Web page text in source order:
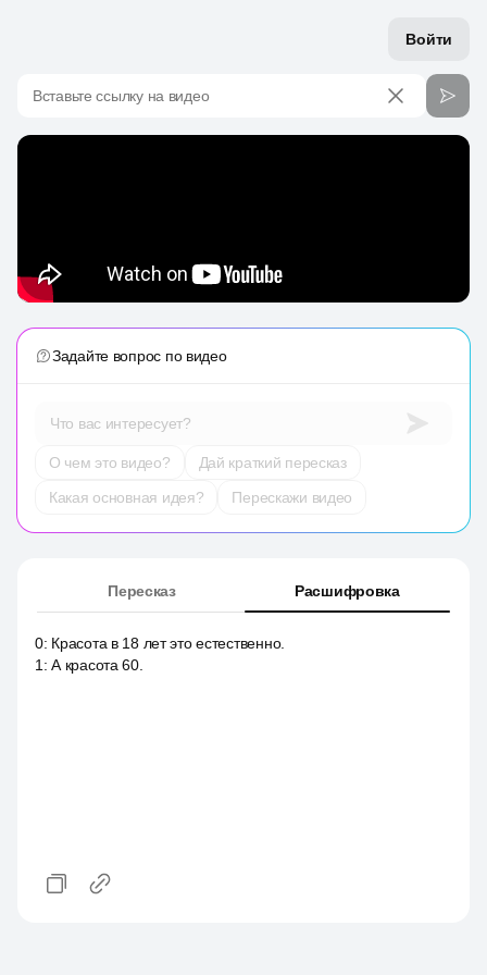
Войти
Вставьте ссылку на видео
Задайте вопрос по видео
Что вас интересует?
О чем это видео?
Дай краткий пересказ
Какая основная идея?
Перескажи видео
Пересказ Расшифровка
0: Красота в 18 лет это естественно.
1 :А красота 60.